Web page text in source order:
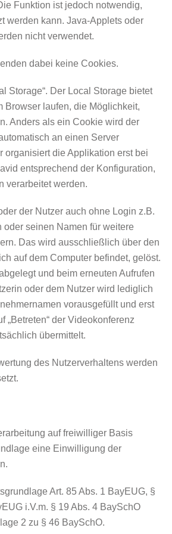
Funktion ist jedoch notwendig,
werden kann. Java-Applets oder
nicht verwendet.
dabei keine Cookies.
Storage“. Der Local Storage bietet
Browser laufen, die Möglichkeit,
Anders als ein Cookie wird der
an einen Server
organisiert die Applikation erst bei
entsprechend der Konfiguration,
verarbeitet werden.
der Nutzer auch ohne Login z.B.
oder seinen Namen für weitere
Das wird ausschließlich über den
auf dem Computer befindet, gelöst.
und beim erneuten Aufrufen
oder dem Nutzer wird lediglich
vorausgefüllt und erst
„Betreten“ der Videokonferenz
übermittelt.
des Nutzerverhaltens werden
auf freiwilliger Basis
eine Einwilligung der
Art. 85 Abs. 1 BayEUG, §
i.V.m. § 19 Abs. 4 BaySchO
2 zu § 46 BaySchO.